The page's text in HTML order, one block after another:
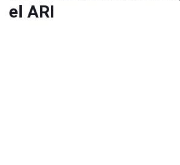
el ARI